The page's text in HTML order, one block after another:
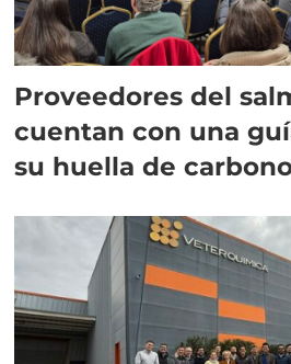
Proveedores del
cuentan con una
su huella de